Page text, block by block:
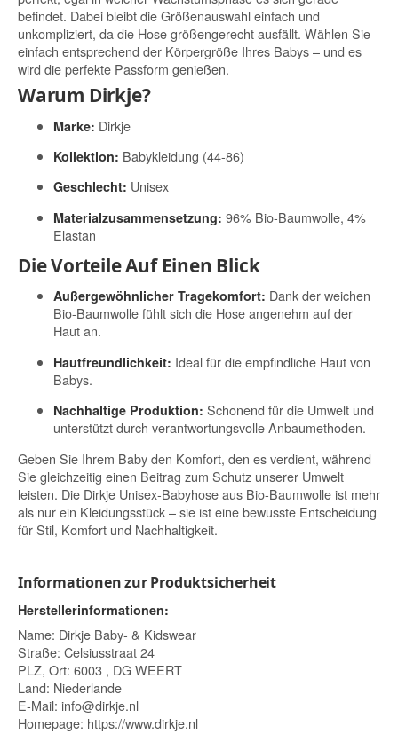
befindet. Dabei bleibt die Größenauswahl einfach und
unkompliziert, da die Hose größengerecht ausfällt. Wählen Sie
einfach entsprechend der Körpergröße Ihres Babys – und es
wird die perfekte Passform genießen.
Warum Dirkje?
Marke: Dirkje
Kollektion: Babykleidung (44-86)
Geschlecht: Unisex
Materialzusammensetzung: 96% Bio-Baumwolle, 4%
Elastan
Die Vorteile Auf Einen Blick
Außergewöhnlicher Tragekomfort: Dank der weichen
Bio-Baumwolle fühlt sich die Hose angenehm auf der
Haut an.
Hautfreundlichkeit: Ideal für die empfindliche Haut von
Babys.
Nachhaltige Produktion: Schonend für die Umwelt und
unterstützt durch verantwortungsvolle Anbaumethoden.
Geben Sie Ihrem Baby den Komfort, den es verdient, während
Sie gleichzeitig einen Beitrag zum Schutz unserer Umwelt
leisten. Die Dirkje Unisex-Babyhose aus Bio-Baumwolle ist mehr
als nur ein Kleidungsstück – sie ist eine bewusste Entscheidung
für Stil, Komfort und Nachhaltigkeit.
Informationen zur Produktsicherheit
Herstellerinformationen:
Name: Dirkje Baby- & Kidswear
Straße: Celsiusstraat 24
PLZ, Ort: 6003 , DG WEERT
Land: Niederlande
E-Mail: info@dirkje.nl
Homepage: https://www.dirkje.nl